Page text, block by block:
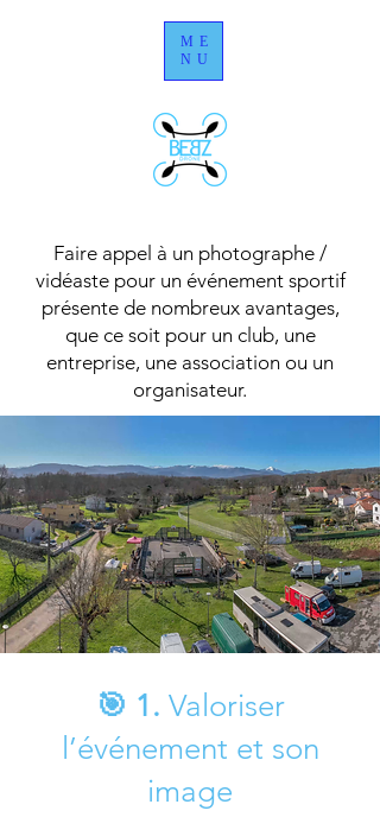
ME
NU
Faire appel à un photographe /
vidéaste pour un événement sportif
présente de nombreux avantages,
que ce soit pour un club, une
entreprise, une association ou un
organisateur.
🎯 1. Valoriser
l’événement et son
image